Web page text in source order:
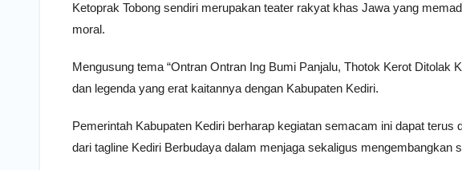
Ketoprak Tobong sendiri merupakan teater rakyat khas Jawa yang
moral.
Mengusung tema “Ontran Ontran Ing Bumi Panjalu, Thotok Kerot Ditolak
dan legenda yang erat kaitannya dengan Kabupaten Kediri.
Pemerintah Kabupaten Kediri berharap kegiatan semacam ini dapat
dari tagline Kediri Berbudaya dalam menjaga sekaligus mengembangkan